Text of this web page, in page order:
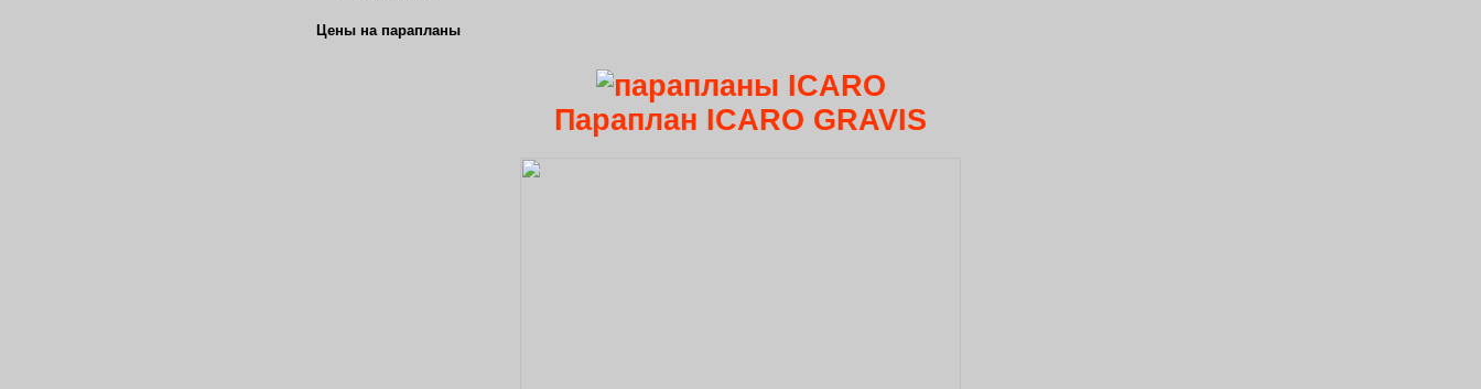
Цены на парапланы
Параплан ICARO GRAVIS